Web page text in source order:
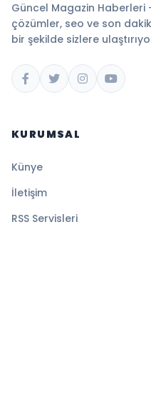
Güncel Magazin
çözümler, seo ve son
bir şekilde sizlere
KURUMSAL
Künye
İletişim
RSS Servisleri